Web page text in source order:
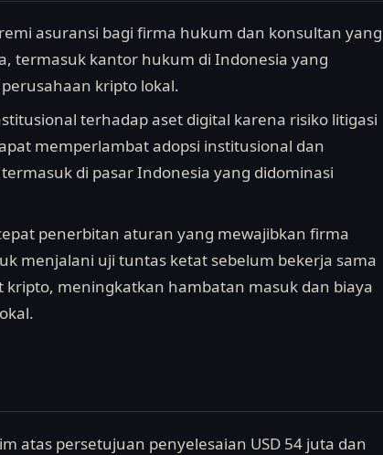
asuransi bagi firma hukum dan konsultan yang
termasuk kantor hukum di Indonesia yang
kripto lokal.
terhadap aset digital karena risiko litigasi
memperlambat adopsi institusional dan
di pasar Indonesia yang didominasi
penerbitan aturan yang mewajibkan firma
menjalani uji tuntas ketat sebelum bekerja sama
meningkatkan hambatan masuk dan biaya
atas persetujuan penyelesaian USD 54 juta dan